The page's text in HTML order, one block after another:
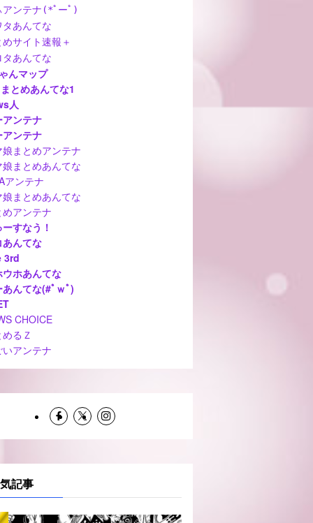
アンテナ(*ﾟーﾟ)
タあんてな
めサイト速報＋
タあんてな
んマップ
とめあんてな1
人
アンテナ
アンテナ
娘まとめアンテナ
娘まとめあんてな
アンテナ
娘まとめあんてな
めアンテナ
すなう！
あんてな
3rd
ウホあんてな
んてな(#ﾟｗﾟ)
CHOICE
るＺ
いアンテナ
記事